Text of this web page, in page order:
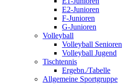
E2-Junioren
F-Junioren
G-Junioren
Volleyball
Volleyball Senioren
Volleyball Jugend
Tischtennis
Ergebn./Tabelle
Allgemeine Sportgruppe